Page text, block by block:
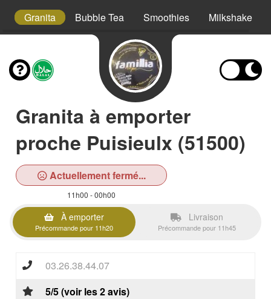
Granita Bubble Tea Smoothies Milkshake
Granita à emporter
proche Puisieulx (51500)
Actuellement fermé...
11h00 - 00h00
À emporter
Précommande pour 11h20
Livraison
Précommande pour 11h45
03.26.38.44.07
5/5 (voir les 2 avis)